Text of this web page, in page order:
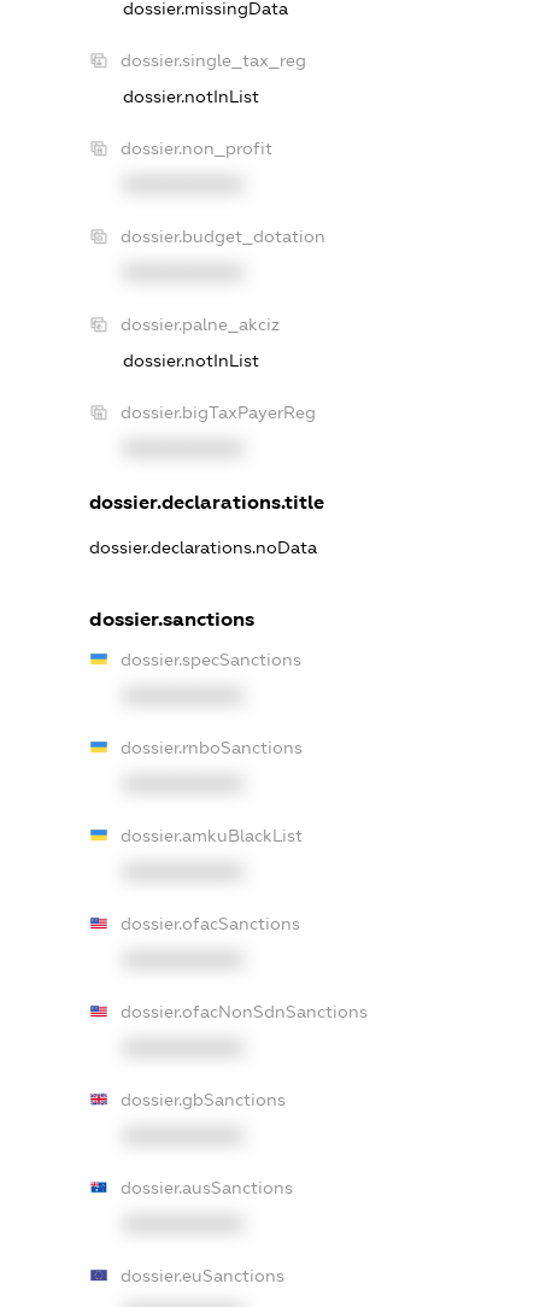
dossier.missingData
dossier.single_tax_reg
dossier.notInList
dossier.non_profit
dossier.budget_dotation
dossier.palne_akciz
dossier.notInList
dossier.bigTaxPayerReg
dossier.declarations.title
dossier.declarations.noData
dossier.sanctions
dossier.specSanctions
dossier.rnboSanctions
dossier.amkuBlackList
dossier.ofacSanctions
dossier.ofacNonSdnSanctions
dossier.gbSanctions
dossier.ausSanctions
dossier.euSanctions